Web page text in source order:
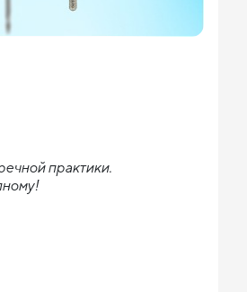
практики.